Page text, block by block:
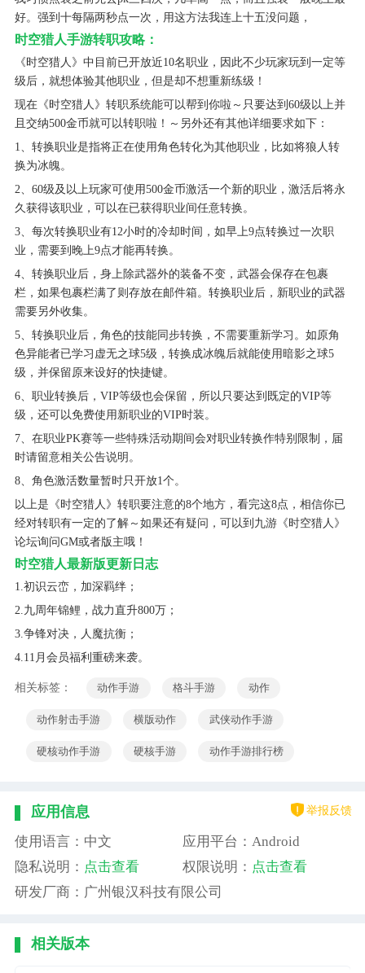
好。强到十每隔两秒点一次，用这方法我连上十五没问题，
时空猎人手游转职攻略：
《时空猎人》中目前已开放近10名职业，因此不少玩家玩到一定等
级后，就想体验其他职业，但是却不想重新练级！
现在《时空猎人》转职系统能可以帮到你啦～只要达到60级以上并
且交纳500金币就可以转职啦！～另外还有其他详细要求如下：
1、转换职业是指将正在使用角色转化为其他职业，比如将狼人转
换为冰魄。
2、60级及以上玩家可使用500金币激活一个新的职业，激活后将永
久获得该职业，可以在已获得职业间任意转换。
3、每次转换职业有12小时的冷却时间，如早上9点转换过一次职
业，需要到晚上9点才能再转换。
4、转换职业后，身上除武器外的装备不变，武器会保存在包裹
栏，如果包裹栏满了则存放在邮件箱。转换职业后，新职业的武器
需要另外收集。
5、转换职业后，角色的技能同步转换，不需要重新学习。如原角
色异能者已学习虚无之球5级，转换成冰魄后就能使用暗影之球5
级，并保留原来设好的快捷键。
6、职业转换后，VIP等级也会保留，所以只要达到既定的VIP等
级，还可以免费使用新职业的VIP时装。
7、在职业PK赛等一些特殊活动期间会对职业转换作特别限制，届
时请留意相关公告说明。
8、角色激活数量暂时只开放1个。
以上是《时空猎人》转职要注意的8个地方，看完这8点，相信你已
经对转职有一定的了解～如果还有疑问，可以到九游《时空猎人》
论坛询问GM或者版主哦！
时空猎人最新版更新日志
1.初识云峦，加深羁绊；
2.九周年锦鲤，战力直升800万；
3.争锋对决，人魔抗衡；
4.11月会员福利重磅来袭。
相关标签： 动作手游 格斗手游 动作
动作射击手游 横版动作 武侠动作手游
硬核动作手游 硬核手游 动作手游排行榜
应用信息 举报反馈
使用语言：中文
应用平台：Android
隐私说明： 点击查看 权限说明： 点击查看
研发厂商：广州银汉科技有限公司
相关版本